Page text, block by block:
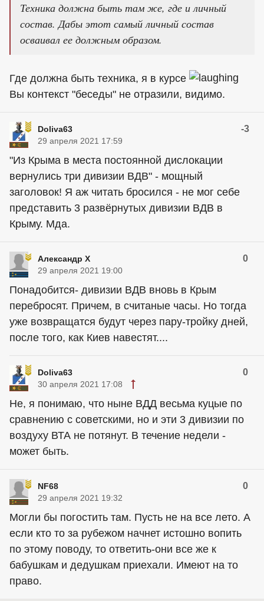
Техника должна быть там же, где и личный
состав. Дабы этот самый личный состав
осваивал ее должным образом.
Где должна быть техника, я в курсе
Вы контекст "беседы" не отразили, видимо.
Doliva63 -3
29 апреля 2021 17:59
"Из Крыма в места постоянной дислокации
вернулись три дивизии ВДВ" - мощный
заголовок! Я аж читать бросился - не мог себе
представить 3 развёрнутых дивизии ВДВ в
Крыму. Мда.
Александр Х 0
29 апреля 2021 19:00
Понадобится- дивизии ВДВ вновь в Крым
перебросят. Причем, в считаные часы. Но тогда
уже возвращатся будут через пару-тройку дней,
после того, как Киев навестят....
Doliva63 0
30 апреля 2021 17:08
Не, я понимаю, что ныне ВДД весьма куцые по
сравнению с советскими, но и эти 3 дивизии по
воздуху ВТА не потянут. В течение недели -
может быть.
NF68 0
29 апреля 2021 19:32
Могли бы погостить там. Пусть не на все лето. А
если кто то за рубежом начнет истошно вопить
по этому поводу, то ответить-они все же к
бабушкам и дедушкам приехали. Имеют на то
право.